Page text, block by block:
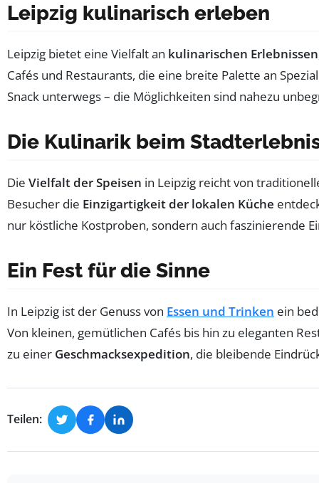
Leipzig kulinarisch erleben
Leipzig bietet eine Vielfalt an kulinarischen Erlebnissen
Cafés und Restaurants, die eine breite Palette an
Snack unterwegs – die Möglichkeiten sind nahezu
Die Kulinarik beim
Die Vielfalt der Speisen in Leipzig reicht von
Besucher die Einzigartigkeit der lokalen Küche
nur köstliche Kostproben, sondern auch faszinierende
Ein Fest für die Sinne
In Leipzig ist der Genuss von Essen und Trinken ein
Von kleinen, gemütlichen Cafés bis hin zu eleganten
zu einer Geschmacksexpedition, die bleibende
Teilen: